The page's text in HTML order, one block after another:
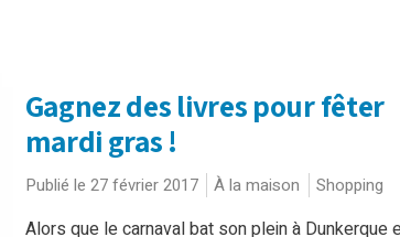
Gagnez des livres pour fêter
mardi gras !
Publié le 27 février 2017 À la maison Shopping
Alors que le carnaval bat son plein à Dunkerque